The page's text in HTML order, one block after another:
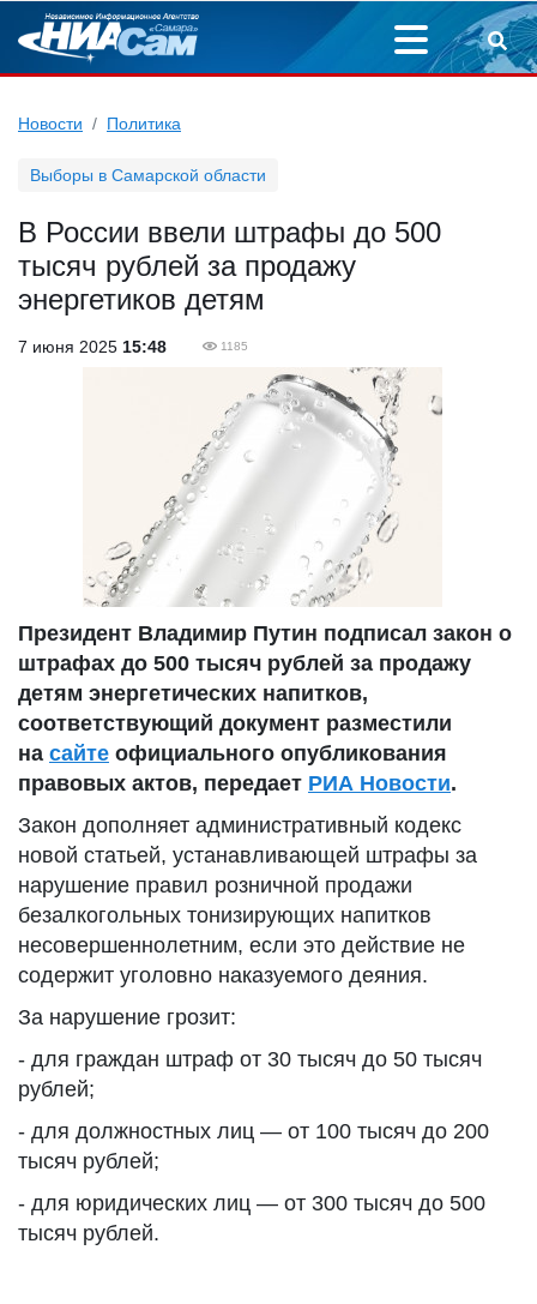
Новости Политика
Выборы в Самарской области
В России ввели штрафы до 500
тысяч рублей за продажу
энергетиков детям
7 июня 2025 15:48 1185
Президент Владимир Путин подписал закон о
штрафах до 500 тысяч рублей за продажу
детям энергетических напитков,
соответствующий документ размеcтили
на сайте официального опубликования
правовых актов, передает РИА Новости.
Закон дополняет административный кодекс
новой статьей, устанавливающей штрафы за
нарушение правил розничной продажи
безалкогольных тонизирующих напитков
несовершеннолетним, если это действие не
содержит уголовно наказуемого деяния.
За нарушение грозит:
- для граждан штраф от 30 тысяч до 50 тысяч
рублей;
- для должностных лиц — от 100 тысяч до 200
тысяч рублей;
- для юридических лиц — от 300 тысяч до 500
тысяч рублей.